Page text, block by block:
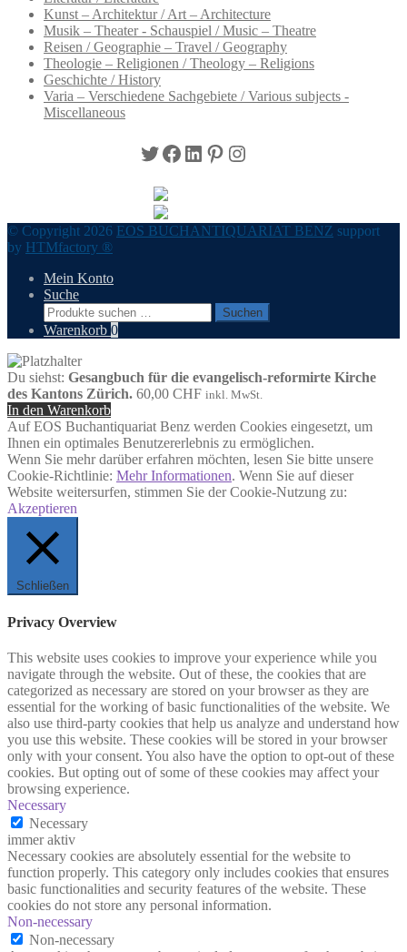
Kunst – Architektur / Art – Architecture
Musik – Theater - Schauspiel / Music – Theatre
Reisen / Geographie – Travel / Geography
Theologie – Religionen / Theology – Religions
Geschichte / History
Varia – Verschiedene Sachgebiete / Various subjects -
Miscellaneous
Twitter
Facebook
LinkedIn
Pinterest
Instagram
© Copyright 2026 EOS BUCHANTIQUARIAT BENZ support
by HTMfactory ®
Mein Konto
Suche
Suchen
nach:
Suchen
Warenkorb 0
Du siehst: Gesangbuch für die evangelisch-reformirte Kirche
des Kantons Zürich. 60,00 CHF inkl. MwSt.
In den Warenkorb
Auf EOS Buchantiquariat Benz werden Cookies eingesetzt, um
Ihnen ein optimales Benutzererlebnis zu ermöglichen.
Wenn Sie mehr darüber erfahren möchten, lesen Sie bitte unsere
Cookie-Richtlinie: Mehr Informationen. Wenn Sie auf dieser
Website weitersurfen, stimmen Sie der Cookie-Nutzung zu:
Akzeptieren
Schließen
Privacy Overview
This website uses cookies to improve your experience while you
navigate through the website. Out of these, the cookies that are
categorized as necessary are stored on your browser as they are
essential for the working of basic functionalities of the website. We
also use third-party cookies that help us analyze and understand how
you use this website. These cookies will be stored in your browser
only with your consent. You also have the option to opt-out of these
cookies. But opting out of some of these cookies may affect your
browsing experience.
Necessary
Necessary
immer aktiv
Necessary cookies are absolutely essential for the website to
function properly. This category only includes cookies that ensures
basic functionalities and security features of the website. These
cookies do not store any personal information.
Non-necessary
Non-necessary